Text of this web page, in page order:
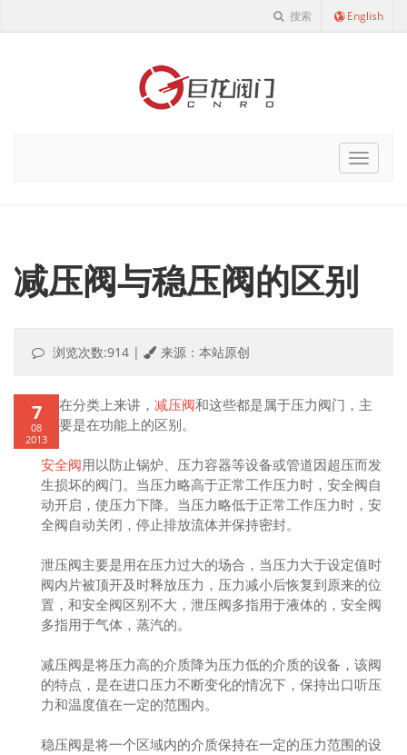
搜索 English
Cnro
减压阀与稳压阀的区别
浏览次数:914 | 来源：本站原创
7
08
2013
在分类上来讲， 减压阀和这些都是属于压力阀门，主
要是在功能上的区别。
安全阀用以防止锅炉、压力容器等设备或管道因超压而发
生损坏的阀门。当压力略高于正常工作压力时，安全阀自
动开启，使压力下降。当压力略低于正常工作压力时，安
全阀自动关闭，停止排放流体并保持密封。
泄压阀主要是用在压力过大的场合，当压力大于设定值时
阀内片被顶开及时释放压力，压力减小后恢复到原来的位
置，和安全阀区别不大，泄压阀多指用于液体的，安全阀
多指用于气体，蒸汽的。
减压阀是将压力高的介质降为压力低的介质的设备，该阀
的特点，是在进口压力不断变化的情况下，保持出口听压
力和温度值在一定的范围内。
稳压阀是将一个区域内的介质保持在一定的压力范围的设